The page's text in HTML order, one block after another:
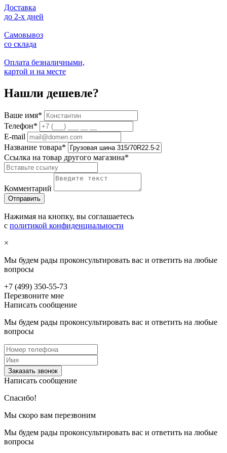
Доставка
до 2-x дней
Самовывоз
со склада
Оплата безналичными,
картой и на месте
Нашли дешевле?
Ваше имя*
Телефон*
E-mail
Название товара*
Ссылка на товар другого магазина*
Комментарий
Нажимая на кнопку, вы соглашаетесь
с политикой конфиденциальности
×
Мы будем рады проконсультировать вас и ответить на любые
вопросы
+7 (499) 350-55-73
Перезвоните мне
Написать сообщение
Мы будем рады проконсультировать вас и ответить на любые
вопросы
Заказать звонок
Написать сообщение
Спасибо!
Мы скоро вам перезвоним
Мы будем рады проконсультировать вас и ответить на любые
вопросы